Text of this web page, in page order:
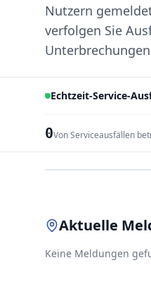
Nutzern
verfolgen Sie
Echtzeit-Service-
0Von Serviceausfällen
Aktuelle
Keine Meldungen